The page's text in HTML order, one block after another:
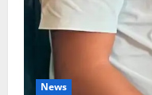
News